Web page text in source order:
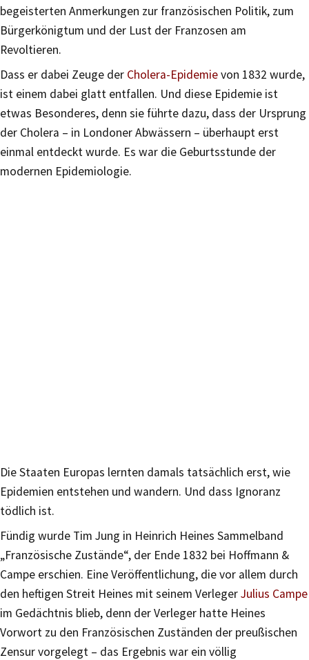
begeisterten Anmerkungen zur französischen Politik, zum
Bürgerkönigtum und der Lust der Franzosen am
Revoltieren.
Dass er dabei Zeuge der Cholera-Epidemievon 1832 wurde,
ist einem dabei glatt entfallen. Und diese Epidemie ist
etwas Besonderes, denn sie führte dazu, dass der Ursprung
der Cholera – in Londoner Abwässern – überhaupt erst
einmal entdeckt wurde. Es war die Geburtsstunde der
modernen Epidemiologie.
Die Staaten Europas lernten damals tatsächlich erst, wie
Epidemien entstehen und wandern. Und dass Ignoranz
tödlich ist.
Fündig wurde Tim Jung in Heinrich Heines Sammelband
„Französische Zustände“, der Ende 1832 bei Hoffmann &
Campe erschien. Eine Veröffentlichung, die vor allem durch
den heftigen Streit Heines mit seinem VerlegerJulius Campe
im Gedächtnis blieb, denn der Verleger hatte Heines
Vorwort zu den Französischen Zuständen der preußischen
Zensur vorgelegt – das Ergebnis war ein völlig